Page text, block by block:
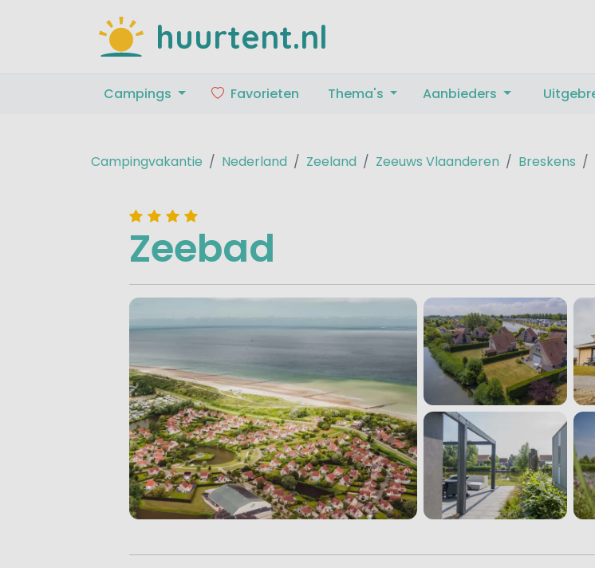
huurtent.nl
Campings Favorieten Thema's Aanbieders
Campingvakantie Nederland Zeeland Zeeuws Vlaanderen Breskens
Zeebad